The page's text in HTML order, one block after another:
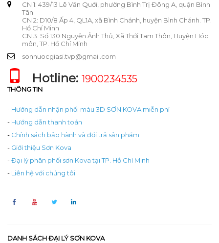
CN 1: 439/13 Lê Văn Quới, phường Bình Trị Đông A, quận Bình
Tân
CN 2: D10/8 Ấp 4, QL1A, xã Bình Chánh, huyện Bình Chánh. TP.
Hồ Chí Minh
CN 3: Số 130 Nguyễn Ảnh Thủ, Xã Thới Tam Thôn, Huyện Hóc
môn, TP. Hồ Chí Minh
sonnuocgiasi.tvp@gmail.com
Hotline: 1900234535
THÔNG TIN
- Hướng dẫn nhận phối màu 3D SƠN KOVA miễn phí
- Hướng dẫn thanh toán
- Chính sách bảo hành và đổi trả sản phẩm
- Giới thiệu Sơn Kova
-Đại lý phân phối sơn Kova tại TP. Hồ Chí Minh
- Liên hệ với chúng tôi
DANH SÁCH ĐẠI LÝ SƠN KOVA